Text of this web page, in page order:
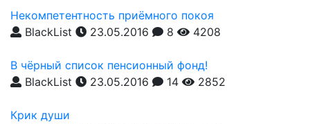
Некомпетентность приёмного покоя
BlackList
23.05.2016 8 4208
В чёрный список пенсионный фонд!
BlackList
23.05.2016 14 2852
Крик души